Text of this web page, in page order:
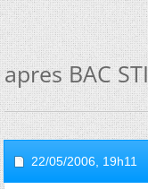
apres BAC
22/05/2006, 19h11